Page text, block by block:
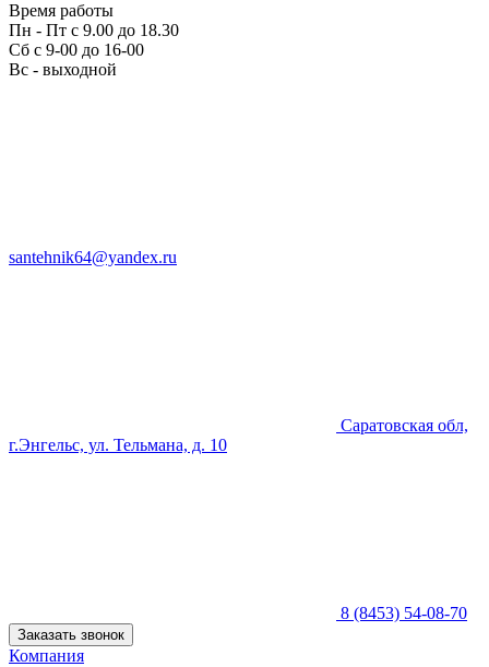
Время работы
Пн - Пт с 9.00 до 18.30
Сб с 9-00 до 16-00
Вс - выходной
santehnik64@yandex.ru
Саратовская обл,
г.Энгельс, ул. Тельмана, д. 10
8 (8453) 54-08-70
Заказать звонок
Компания